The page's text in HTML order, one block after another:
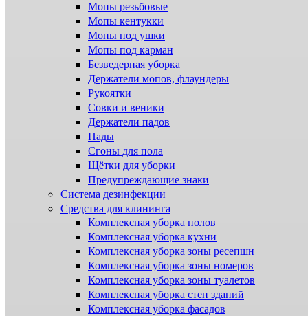
Мопы резьбовые
Мопы кентукки
Мопы под ушки
Мопы под карман
Безведерная уборка
Держатели мопов, флаундеры
Рукоятки
Совки и веники
Держатели падов
Пады
Сгоны для пола
Щётки для уборки
Предупреждающие знаки
Система дезинфекции
Cредства для клининга
Комплексная уборка полов
Комплексная уборка кухни
Комплексная уборка зоны ресепшн
Комплексная уборка зоны номеров
Комплексная уборка зоны туалетов
Комплексная уборка стен зданий
Комплексная уборка фасадов